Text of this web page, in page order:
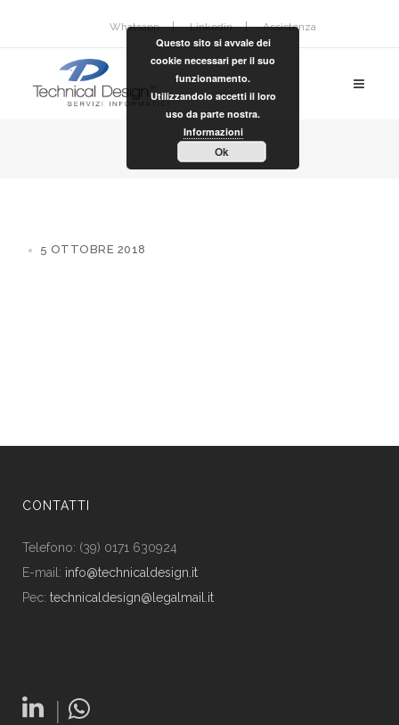
Whatsapp Linkedin Assistenza
5 OTTOBRE 2018
CONTATTI
Telefono: (39) 0171 630924
E-mail: info@technicaldesign.it
Pec: technicaldesign@legalmail.it
|
Questo sito si avvale dei
cookie necessari per il suo
funzionamento.
Utilizzandolo accetti il loro
uso da parte nostra.
Informazioni
Ok